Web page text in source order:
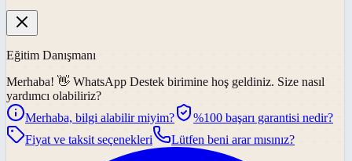
Eğitim Danışmanı
Merhaba! 👋 WhatsApp Destek birimine hoş geldiniz. Size nasıl
yardımcı olabiliriz?
Merhaba, bilgi alabilir miyim?
%100 başarı garantisi nedir?
Fiyat ve taksit seçenekleri
Lütfen beni arar mısınız?